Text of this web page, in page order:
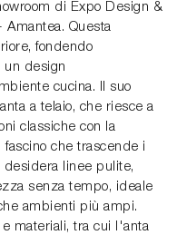
di Expo Design &
Amantea. Questa
fondendo
un design
cucina. Il suo
a telaio, che riesce a
classiche con la
che trascende i
desidera linee pulite,
senza tempo, ideale
ambienti più ampi.
materiali, tra cui l'anta